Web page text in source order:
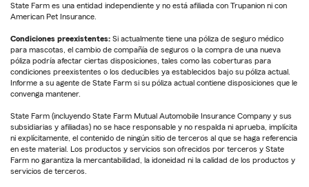
State Farm es una entidad independiente y no está afiliada con Trupanion ni con
American Pet Insurance.
Condiciones preexistentes: Si actualmente tiene una póliza de seguro médico
para mascotas, el cambio de compañía de seguros o la compra de una nueva
póliza podría afectar ciertas disposiciones, tales como las coberturas para
condiciones preexistentes o los deducibles ya establecidos bajo su póliza actual.
Informe a su agente de State Farm si su póliza actual contiene disposiciones que le
convenga mantener.
State Farm (incluyendo State Farm Mutual Automobile Insurance Company y sus
subsidiarias y afiliadas) no se hace responsable y no respalda ni aprueba, implícita
ni explícitamente, el contenido de ningún sitio de terceros al que se haga referencia
en este material. Los productos y servicios son ofrecidos por terceros y State
Farm no garantiza la mercantabilidad, la idoneidad ni la calidad de los productos y
servicios de terceros.